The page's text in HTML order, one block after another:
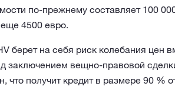
по-прежнему составляет 100
4500 евро.
берет на себя риск колебания цен
заключением вещно-правовой
что получит кредит в размере 90